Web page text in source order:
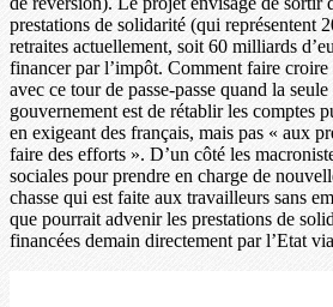
prestations de solidarité (qui représentent
retraites actuellement, soit 60 milliards
financer par l’impôt. Comment faire
avec ce tour de passe-passe quand la
gouvernement est de rétablir les comptes
en exigeant des français, mais pas « aux
faire des efforts ». D’un côté les
sociales pour prendre en charge de
chasse qui est faite aux travailleurs sans
que pourrait advenir les prestations de
financées demain directement par l’Etat